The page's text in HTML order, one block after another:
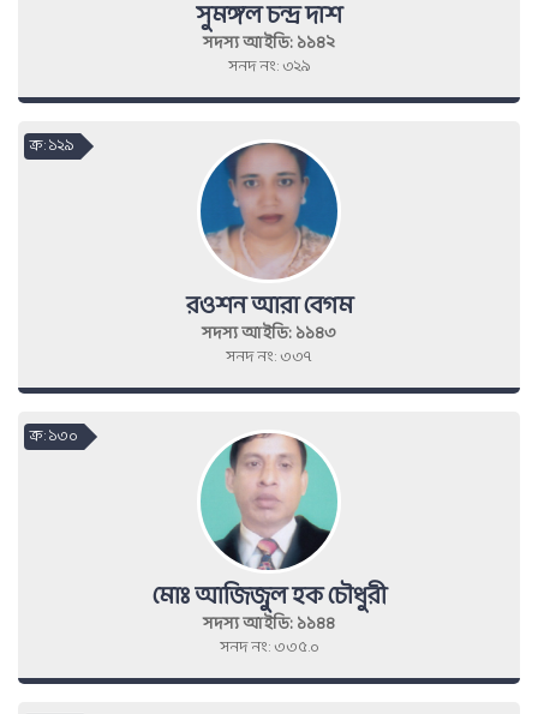
সুমঙ্গল চন্দ্র দাশ
সদস্য আইডি: ১১৪২
সনদ নং: ৩২৯
রওশন আরা বেগম
সদস্য আইডি: ১১৪৩
সনদ নং: ৩৩৭
ক্র : ১২৯
মোঃ আজিজুল হক চৌধুরী
সদস্য আইডি: ১১৪৪
সনদ নং: ৩৩৫.০
ক্র : ১৩০